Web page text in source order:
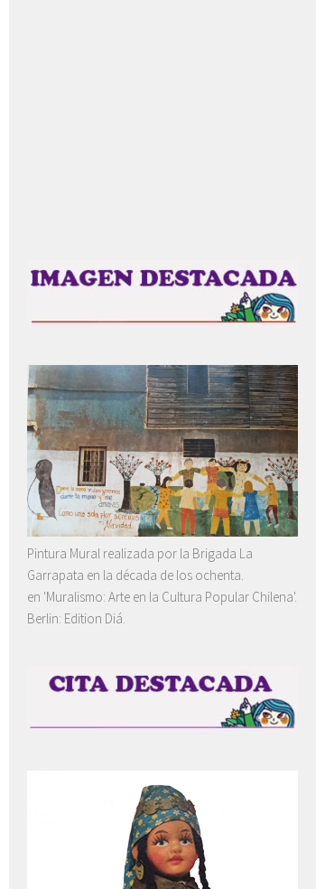
Pintura Mural realizada por la Brigada La
Garrapata en la década de los ochenta.
en 'Muralismo: Arte en la Cultura Popular Chilena'.
Berlin: Edition Diá.